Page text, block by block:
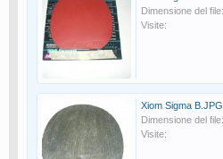
Dimensione del file:
Visite:
Xiom Sigma B.JPG
Dimensione del file:
Visite: